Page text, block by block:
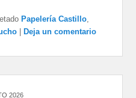
Papelería Castillo,
Deja un comentario
2026